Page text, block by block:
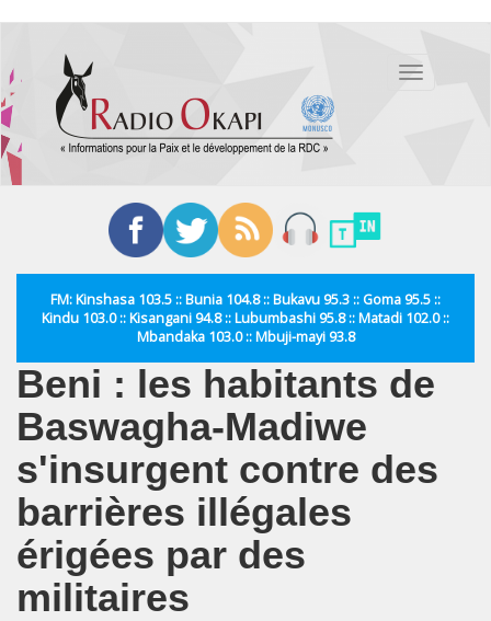
contenu
principal
Toggle
FM: Kinshasa 103.5 :: Bunia 104.8 :: Bukavu 95.3 :: Goma 95.5 ::
Kindu 103.0 :: Kisangani 94.8 :: Lubumbashi 95.8 :: Matadi 102.0 ::
Mbandaka 103.0 :: Mbuji-mayi 93.8
Beni : les habitants de
Baswagha-Madiwe
s'insurgent contre des
barrières illégales
érigées par des
militaires